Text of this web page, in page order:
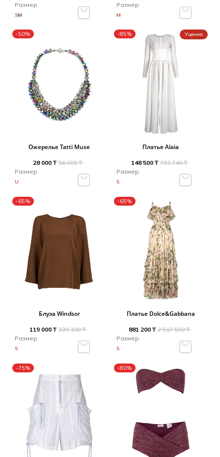
Размер
SM
Размер
M
-50%
Ожерелье Tatti Muse
28 000 ₸ 56 000 ₸
Размер
U
-85% Уценка
Платье Alaia
148 500 ₸ 791 740 ₸
Размер
S
-65%
Блуза Windsor
119 000 ₸ 339 100 ₸
Размер
S
-65%
Платье Dolce&Gabbana
881 200 ₸ 2 517 500 ₸
Размер
S
-75% -80%